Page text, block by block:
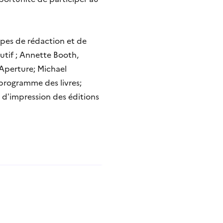
de rédaction et de
; Annette Booth,
Michael
des livres;
des éditions